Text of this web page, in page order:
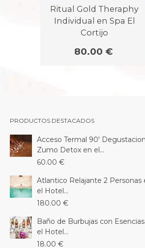
Ritual Gold Theraphy
Individual en Spa El
Cortijo
80.00 €
PRODUCTOS DESTACADOS
Acceso Termal 90' Degustacion
Zumo Detox en el...
60.00 €
Atlantico Relajante 2 Personas
el Hotel...
180.00 €
Baño de Burbujas con
el Hotel...
18.00 €